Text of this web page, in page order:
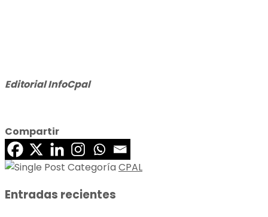
Editorial InfoCpal
Compartir
CPAL
Entradas recientes